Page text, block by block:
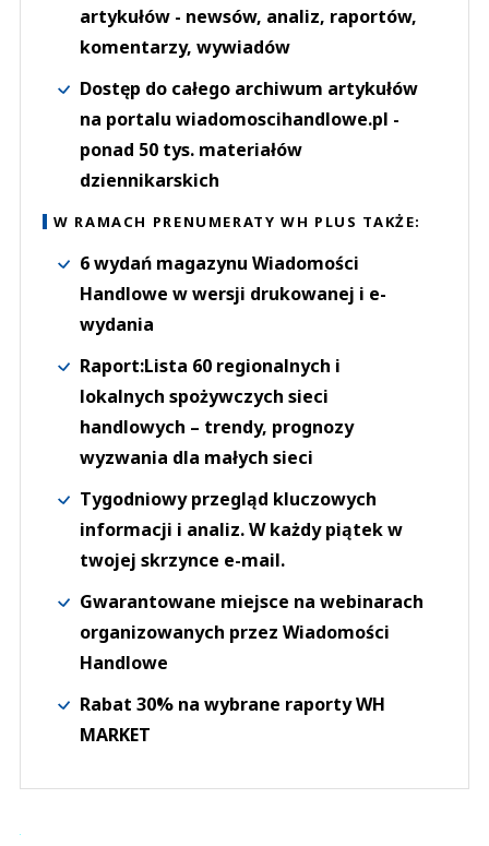
artykułów - newsów, analiz, raportów,
komentarzy, wywiadów
Dostęp do całego archiwum artykułów
na portalu wiadomoscihandlowe.pl -
ponad 50 tys. materiałów
dziennikarskich
W RAMACH PRENUMERATY WH PLUS TAKŻE:
6 wydań magazynu Wiadomości
Handlowe w wersji drukowanej i e-
wydania
Raport:Lista 60 regionalnych i
lokalnych spożywczych sieci
handlowych – trendy, prognozy
wyzwania dla małych sieci
Tygodniowy przegląd kluczowych
informacji i analiz. W każdy piątek w
twojej skrzynce e-mail.
Gwarantowane miejsce na webinarach
organizowanych przez Wiadomości
Handlowe
Rabat 30% na wybrane raporty WH
MARKET